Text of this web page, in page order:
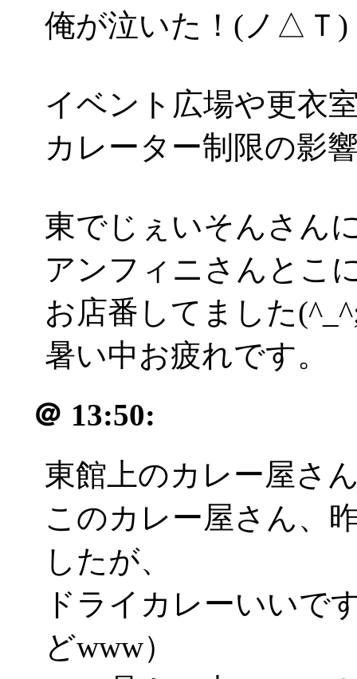
俺が泣いた！(ノ△Ｔ)
イベント広場や更衣
カレーター制限の影
東でじぇいそんさん
アンフィニさんとこ
お店番してました
暑い中お疲れです。
＠ 13:50:
東館上のカレー屋さ
このカレー屋さん、
したが、
ドライカレーいいで
どwww）